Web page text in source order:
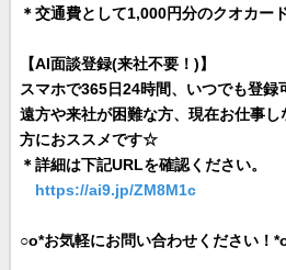
＊交通費として1,000円分のクオカー
【AI面談登録(来社不要！)】
スマホで365日24時間、いつでも登録
遠方や来社が困難な方、現在お仕事
方におススメです☆
＊詳細は下記URLを確認ください。
https://ai9.jp/ZM8M1c
○o*お気軽にお問い合わせください！